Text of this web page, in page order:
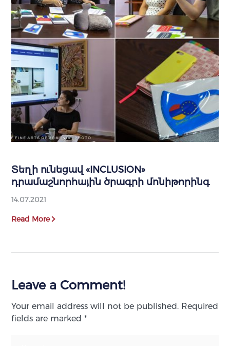
Տեղի ունեցավ «INCLUSION»
դրամաշնորհային ծրագրի մոնիթորինգ
14.07.2021
Read More
Leave a Comment!
Your email address will not be published. Required
fields are marked*